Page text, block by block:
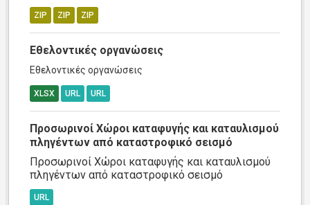
ZIP ZIP ZIP
Εθελοντικές οργανώσεις
Εθελοντικές οργανώσεις
XLSX URL URL
Προσωρινοί Χώροι καταφυγής και καταυλισμού
πληγέντων από καταστροφικό σεισμό
Προσωρινοί Χώροι καταφυγής και καταυλισμού
πληγέντων από καταστροφικό σεισμό
URL